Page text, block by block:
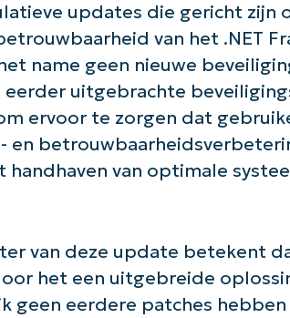
updates die gericht zijn
van het .NET
name geen nieuwe
uitgebrachte
ervoor te zorgen dat
en
handhaven van optimale
van deze update betekent
het een uitgebreide
geen eerdere patches